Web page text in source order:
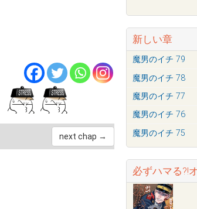
next chap →
新しい章
魔男のイチ 79
魔男のイチ 78
魔男のイチ 77
魔男のイチ 76
魔男のイチ 75
必ずハマる?!